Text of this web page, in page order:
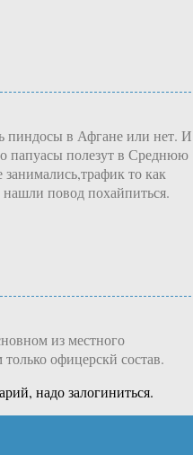
пиндосы в Афгане или нет. И
папуасы полезут в Среднюю
то как
повод похайпиться.
из местного
офицерскй состав.
надо залогиниться.